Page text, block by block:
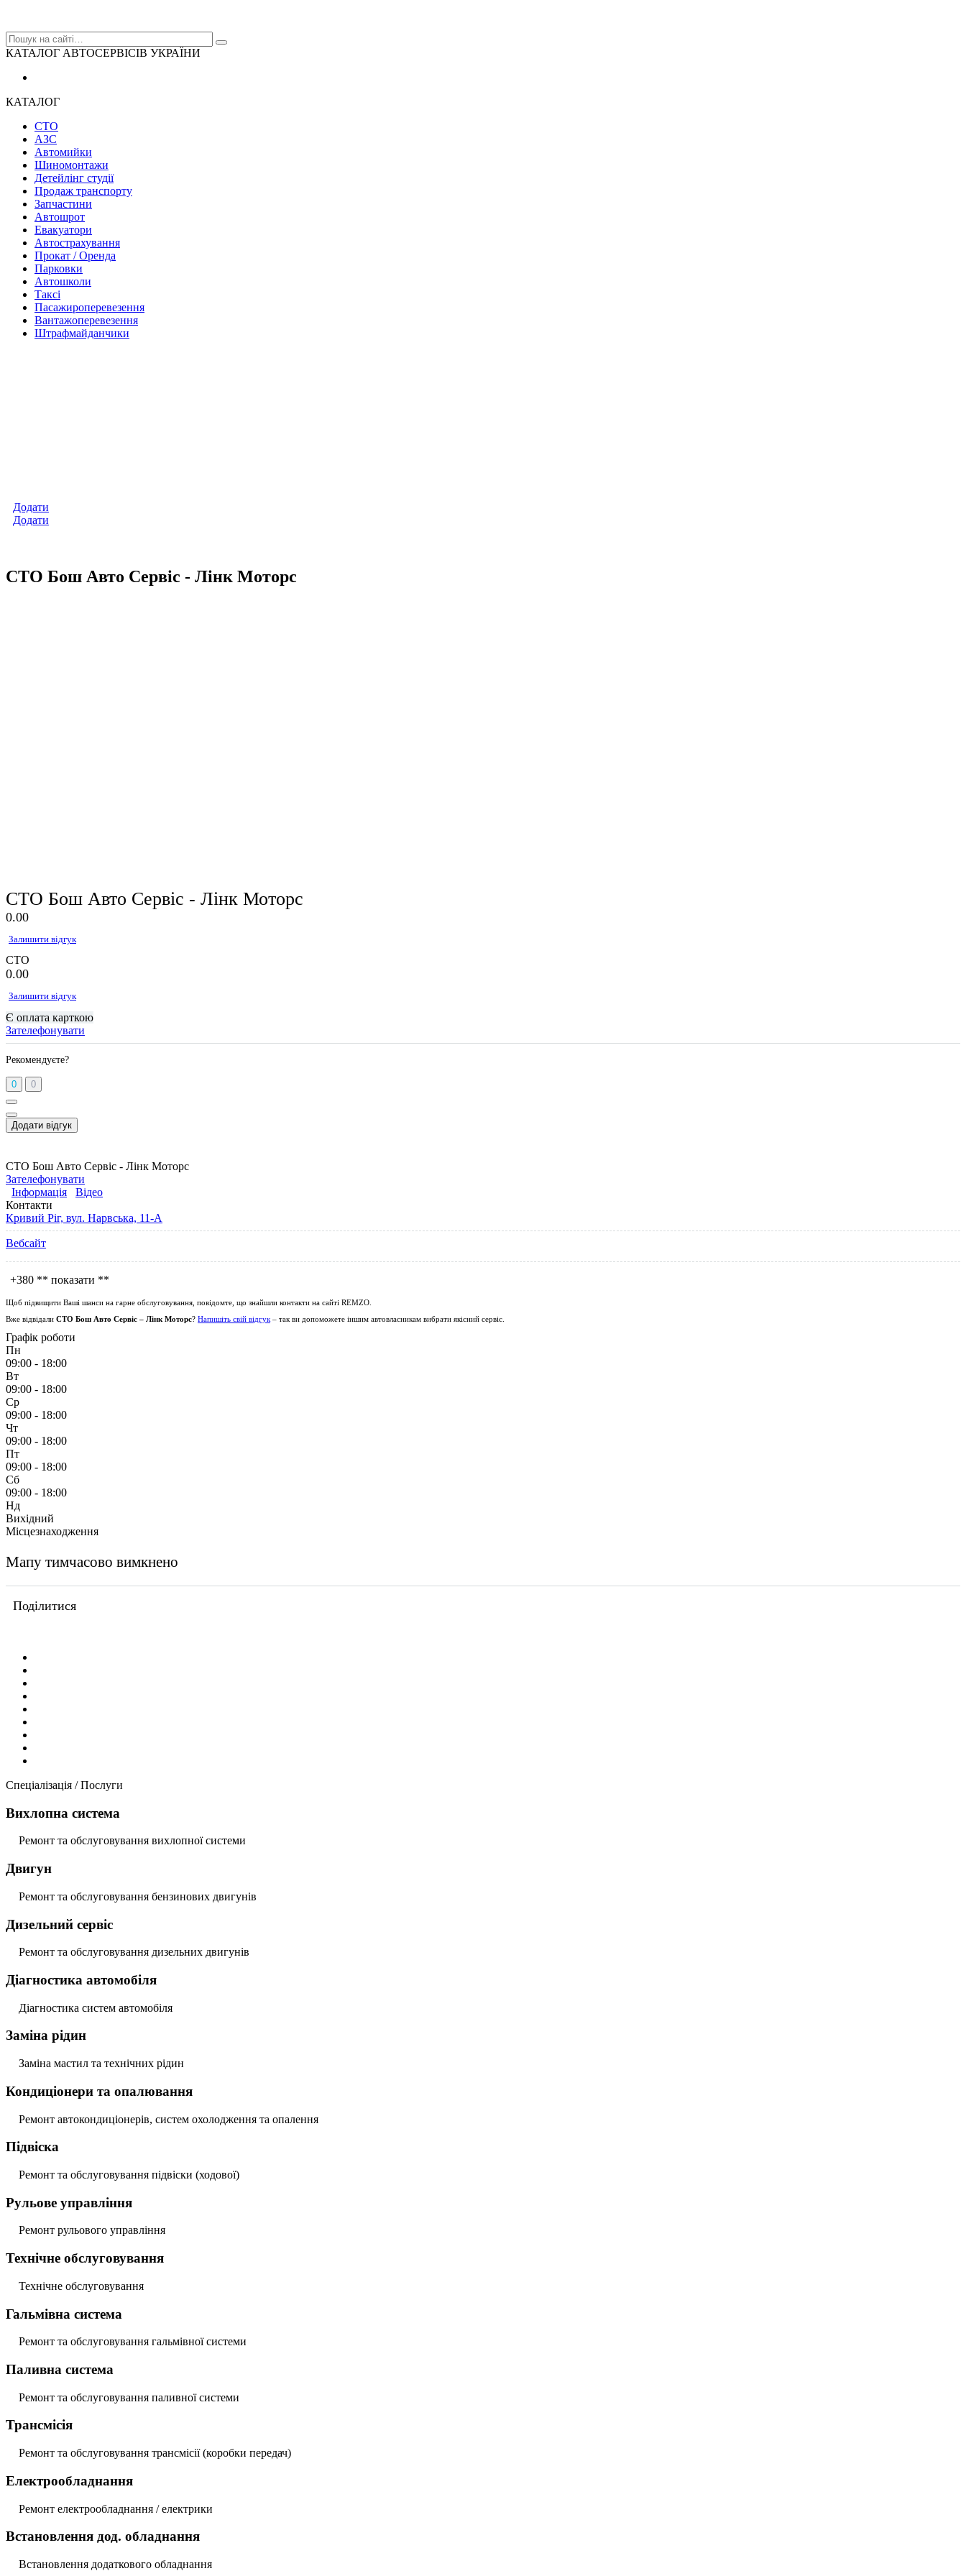
КАТАЛОГ АВТОСЕРВІСІВ УКРАЇНИ
КАТАЛОГ
СТО
АЗС
Автомийки
Шиномонтажи
Детейлінг студії
Продаж транспорту
Запчастини
Автошрот
Евакуатори
Автострахування
Прокат / Оренда
Парковки
Автошколи
Таксі
Пасажироперевезення
Вантажоперевезення
Штрафмайданчики
Додати
Додати
СТО Бош Авто Сервіс - Лінк Моторс
СТО Бош Авто Сервіс - Лінк Моторс
0.00
Залишити відгук
СТО
0.00
Залишити відгук
Є оплата карткою
Зателефонувати
Рекомендуєте?
0 0
Додати відгук
СТО Бош Авто Сервіс - Лінк Моторс
Зателефонувати
Інформація
Відео
Контакти
Кривий Ріг, вул. Нарвська, 11-А
Вебсайт
+380 ** показати **
Щоб підвищити Ваші шанси на гарне обслуговування, повідомте, що знайшли контакти на сайті REMZO
Вже відвідали СТО Бош Авто Сервіс – Лінк Моторс? Напишіть свій відгук – так ви допоможете іншим автовласникам вибрати якісний сервіс.
Графік роботи
Пн
09:00 - 18:00
Вт
09:00 - 18:00
Ср
09:00 - 18:00
Чт
09:00 - 18:00
Пт
09:00 - 18:00
Сб
09:00 - 18:00
Нд
Вихідний
Місцезнаходження
Мапу тимчасово вимкнено
Поділитися
Спеціалізація / Послуги
Вихлопна система
Ремонт та обслуговування вихлопної системи
Двигун
Ремонт та обслуговування бензинових двигунів
Дизельний сервіс
Ремонт та обслуговування дизельних двигунів
Діагностика автомобіля
Діагностика систем автомобіля
Заміна рідин
Заміна мастил та технічних рідин
Кондиціонери та опалювання
Ремонт автокондиціонерів, систем охолодження та опалення
Підвіска
Ремонт та обслуговування підвіски (ходової)
Рульове управління
Ремонт рульового управління
Технічне обслуговування
Технічне обслуговування
Гальмівна система
Ремонт та обслуговування гальмівної системи
Паливна система
Ремонт та обслуговування паливної системи
Трансмісія
Ремонт та обслуговування трансмісії (коробки передач)
Електрообладнання
Ремонт електрообладнання / електрики
Встановлення дод. обладнання
Встановлення додаткового обладнання